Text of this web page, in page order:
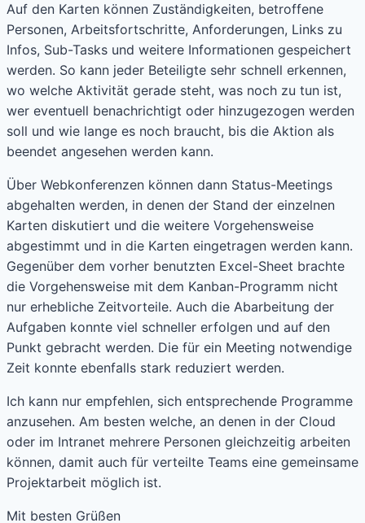
Auf den Karten können Zuständigkeiten, betroffene
Personen, Arbeitsfortschritte, Anforderungen, Links zu
Infos, Sub-Tasks und weitere Informationen gespeichert
werden. So kann jeder Beteiligte sehr schnell erkennen,
wo welche Aktivität gerade steht, was noch zu tun ist,
wer eventuell benachrichtigt oder hinzugezogen werden
soll und wie lange es noch braucht, bis die Aktion als
beendet angesehen werden kann.
Über Webkonferenzen können dann Status-Meetings
abgehalten werden, in denen der Stand der einzelnen
Karten diskutiert und die weitere Vorgehensweise
abgestimmt und in die Karten eingetragen werden kann.
Gegenüber dem vorher benutzten Excel-Sheet brachte
die Vorgehensweise mit dem Kanban-Programm nicht
nur erhebliche Zeitvorteile. Auch die Abarbeitung der
Aufgaben konnte viel schneller erfolgen und auf den
Punkt gebracht werden. Die für ein Meeting notwendige
Zeit konnte ebenfalls stark reduziert werden.
Ich kann nur empfehlen, sich entsprechende Programme
anzusehen. Am besten welche, an denen in der Cloud
oder im Intranet mehrere Personen gleichzeitig arbeiten
können, damit auch für verteilte Teams eine gemeinsame
Projektarbeit möglich ist.
Mit besten Grüßen